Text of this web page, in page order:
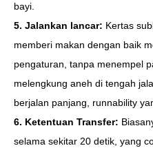
bayi.
5. Jalankan lancar: Kertas
memberi makan dengan baik
pengaturan, tanpa menempel
melengkung aneh di tengah
berjalan panjang, runnability
6. Ketentuan Transfer:
selama sekitar 20 detik, yang